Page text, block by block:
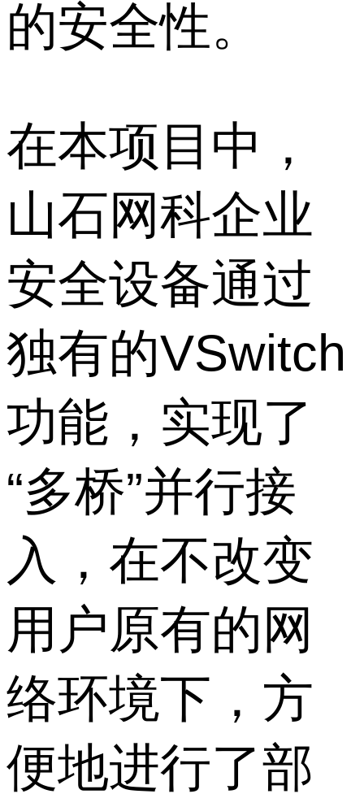
的安全性。
在本项目中，
山石网科企业
安全设备通过
独有的VSwitch
功能，实现了
“多桥”并行接
入，在不改变
用户原有的网
络环境下，方
便地进行了部